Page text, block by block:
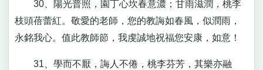
30、陽光普照，園丁心坎春意濃；甘雨滋潤，桃李
枝頭蓓蕾紅。敬愛的老師，您的教誨如春風，似潤雨，
永銘我心。值此教師節，我虔誠地祝福您安康，如意！
31、學而不厭，誨人不倦，桃李芬芳，其樂亦融